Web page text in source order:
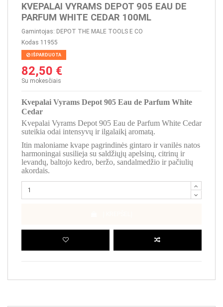
KVEPALAI VYRAMS DEPOT 905 EAU DE
PARFUM WHITE CEDAR 100ML
Gamintojas: DEPOT THE MALE TOOLS E CO
Kodas 11955
IŠPARDUOTA
82,50 €
Su mokesčiais
Kvepalai Vyrams Depot 905 Eau de Parfum White
Cedar
Kvepalai Vyrams Depot 905 Eau de Parfum White Cedar
suteikia odai intensyvų ir ilgalaikį aromatą.
Itin maloniame kvape pagrindinės gintaro ir vanilės natos
harmoningai susilieja su saldžiųjų apelsinų, citrinų ir
levandų, baltojo kedro, beržo, sandalmedžio ir pačiulių
akordais.